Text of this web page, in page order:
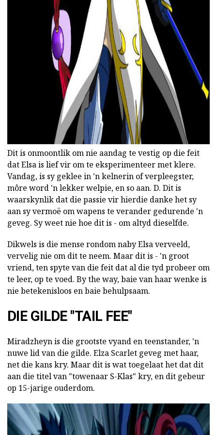
Dit is onmoontlik om nie aandag te vestig op die feit
dat Elsa is lief vir om te eksperimenteer met klere.
Vandag, is sy geklee in 'n kelnerin of verpleegster,
môre word 'n lekker welpie, en so aan. D. Dit is
waarskynlik dat die passie vir hierdie danke het sy
aan sy vermoë om wapens te verander gedurende 'n
geveg. Sy weet nie hoe dit is - om altyd dieselfde.
Dikwels is die mense rondom naby Elsa verveeld,
vervelig nie om dit te neem. Maar dit is - 'n groot
vriend, ten spyte van die feit dat al die tyd probeer om
te leer, op te voed. By the way, baie van haar wenke is
nie betekenisloos en baie behulpsaam.
DIE GILDE "TAIL FEE"
Miradzheyn is die grootste vyand en teenstander, 'n
nuwe lid van die gilde. Elza Scarlet geveg met haar,
net die kans kry. Maar dit is wat toegelaat het dat dit
aan die titel van "towenaar S-Klas" kry, en dit gebeur
op 15-jarige ouderdom.